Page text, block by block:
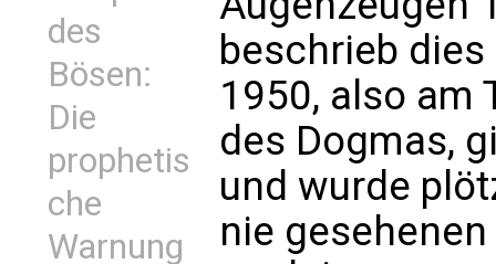
des
Bösen:
Die
prophetis
che
Warnung
beschrieb
1950, also am
des Dogmas,
und wurde
nie gesehenen